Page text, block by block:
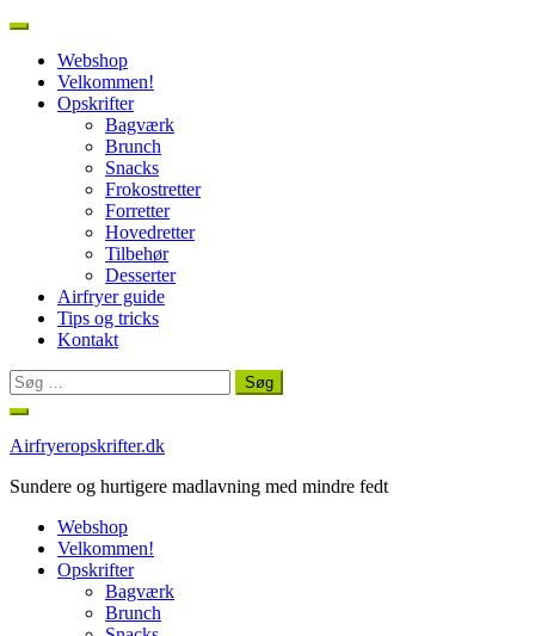
Webshop
Velkommen!
Opskrifter
Bagværk
Brunch
Snacks
Frokostretter
Forretter
Hovedretter
Tilbehør
Desserter
Airfryer guide
Tips og tricks
Kontakt
Søg
efter:
Spring
indhold
Airfryeropskrifter.dk
Sundere og hurtigere madlavning med mindre fedt
Webshop
Velkommen!
Opskrifter
Bagværk
Brunch